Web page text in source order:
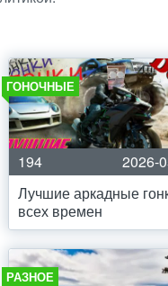
ГОНОЧНЫЕ
194
2026-
Лучшие аркадные
всех времен
РАЗНОЕ